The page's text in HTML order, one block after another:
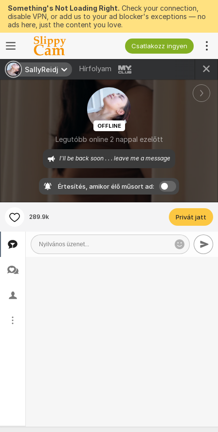
Something's Not Loading Right. Check your connection,
disable VPN, or add us to your ad blocker's exceptions — no
ads here, just the content you love.
Csatlakozz ingyen
SallyReidj Hírfolyam
OFFLINE
Legutóbb online 2 nappal ezelőtt
I'll be back soon . . . leave me a message
Értesítés, amikor élő műsort ad:
289.9k Privát jatt